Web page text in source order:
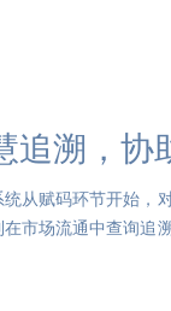
追溯，协
从赋码环节开始，
市场流通中查询追